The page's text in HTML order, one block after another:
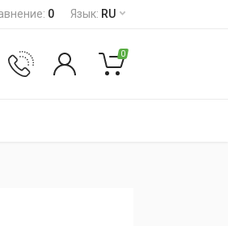
: 0 Язык: RU
0